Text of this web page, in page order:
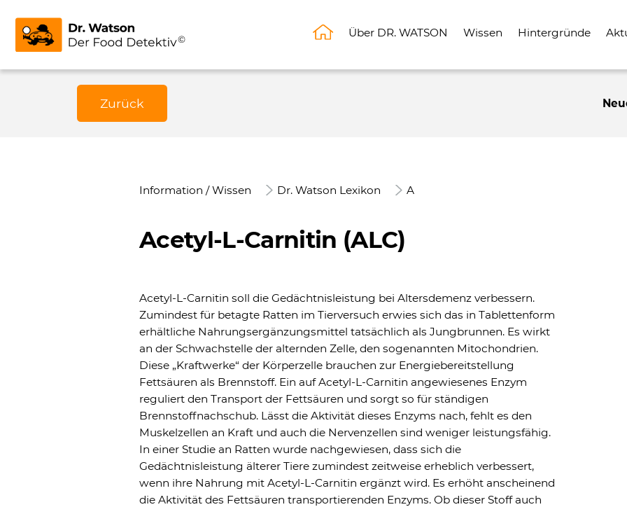
Über DR. WATSON Wissen Hintergründe
Zurück
Information / Wissen Dr. Watson Lexikon A
Acetyl-L-Carnitin (ALC)
Acetyl-L-Carnitin soll die Gedächtnisleistung bei Altersdemenz verbessern.
Zumindest für betagte Ratten im Tierversuch erwies sich das in Tablettenform
erhältliche Nahrungsergänzungsmittel tatsächlich als Jungbrunnen. Es wirkt
an der Schwachstelle der alternden Zelle, den sogenannten Mitochondrien.
Diese „Kraftwerke“ der Körperzelle brauchen zur Energiebereitstellung
Fettsäuren als Brennstoff. Ein auf Acetyl-L-Carnitin angewiesenes Enzym
reguliert den Transport der Fettsäuren und sorgt so für ständigen
Brennstoffnachschub. Lässt die Aktivität dieses Enzyms nach, fehlt es den
Muskelzellen an Kraft und auch die Nervenzellen sind weniger leistungsfähig.
In einer Studie an Ratten wurde nachgewiesen, dass sich die
Gedächtnisleistung älterer Tiere zumindest zeitweise erheblich verbessert,
wenn ihre Nahrung mit Acetyl-L-Carnitin ergänzt wird. Es erhöht anscheinend
die Aktivität des Fettsäuren transportierenden Enzyms. Ob dieser Stoff auch